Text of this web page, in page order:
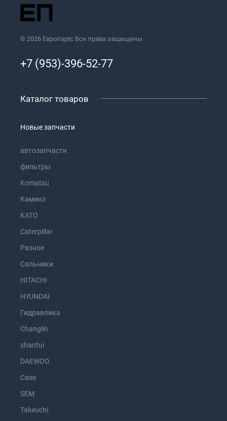
© 2026 Европартс Все права защищены
+7 (953)-396-52-77
Каталог товаров
Новые запчасти
автозапчасти
фильтры
Komatsu
Каминз
KATO
Caterpillar
Разное
Сальники
HITACHI
HYUNDAI
Гидравлика
Changlin
shantui
DAEWOO
Case
SEM
Takeuchi